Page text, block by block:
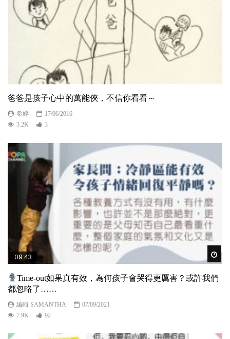
爸爸是孩子心中的萬能俠，不信你看看～
希婷
17/06/2016
3.2K
3
09:43
Time-out如果真有效，為何孩子會哭得更厲害？或許我們
都忽略了……
編輯 SAMANTHA
07/09/2021
7.9K
92